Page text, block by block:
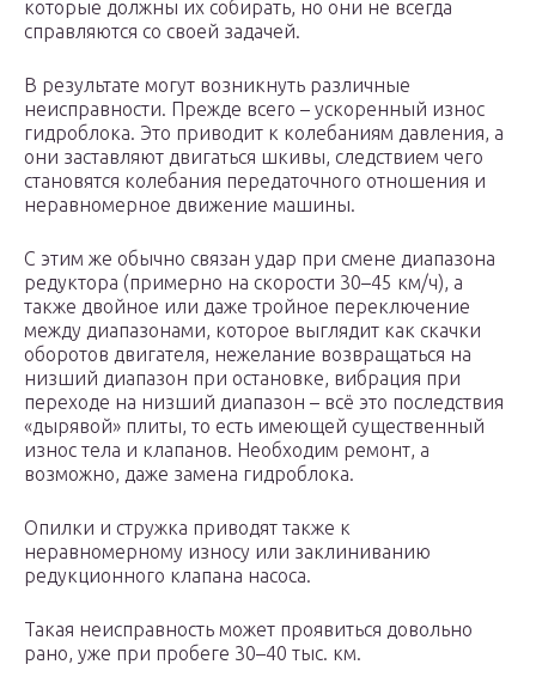
которые должны их собирать, но они не всегда
справляются со своей задачей.
В результате могут возникнуть различные
неисправности. Прежде всего – ускоренный износ
гидроблока. Это приводит к колебаниям давления, а
они заставляют двигаться шкивы, следствием чего
становятся колебания передаточного отношения и
неравномерное движение машины.
С этим же обычно связан удар при смене диапазона
редуктора (примерно на скорости 30–45 км/ч), а
также двойное или даже тройное переключение
между диапазонами, которое выглядит как скачки
оборотов двигателя, нежелание возвращаться на
низший диапазон при остановке, вибрация при
переходе на низший диапазон – всё это последствия
«дырявой» плиты, то есть имеющей существенный
износ тела и клапанов. Необходим ремонт, а
возможно, даже замена гидроблока.
Опилки и стружка приводят также к
неравномерному износу или заклиниванию
редукционного клапана насоса.
Такая неисправность может проявиться довольно
рано, уже при пробеге 30–40 тыс. км.